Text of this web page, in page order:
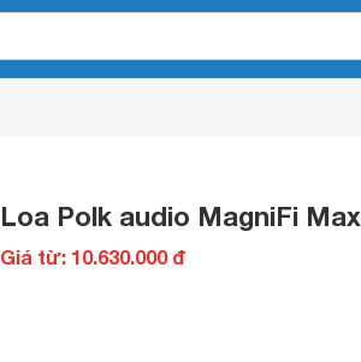
Loa Polk audio MagniFi Max
Giá từ: 10.630.000 đ